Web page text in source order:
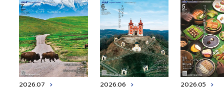
2026.07 2026.06 2026.05